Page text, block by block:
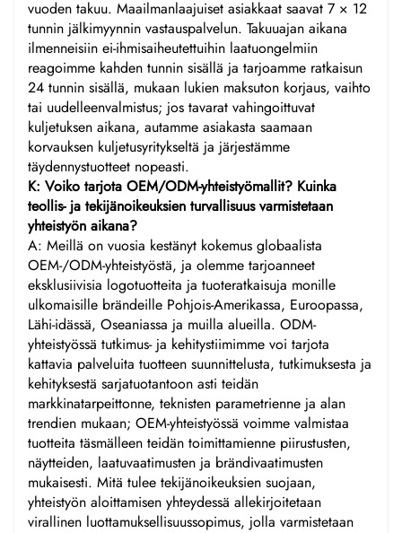
vuoden takuu. Maailmanlaajuiset asiakkaat saavat 7 × 12
tunnin jälkimyynnin vastauspalvelun. Takuuajan aikana
ilmenneisiin ei-ihmisaiheutettuihin laatuongelmiin
reagoimme kahden tunnin sisällä ja tarjoamme ratkaisun
24 tunnin sisällä, mukaan lukien maksuton korjaus, vaihto
tai uudelleenvalmistus; jos tavarat vahingoittuvat
kuljetuksen aikana, autamme asiakasta saamaan
korvauksen kuljetusyritykseltä ja järjestämme
täydennystuotteet nopeasti.
K: Voiko tarjota OEM/ODM-yhteistyömallit? Kuinka
teollis- ja tekijänoikeuksien turvallisuus varmistetaan
yhteistyön aikana?
A: Meillä on vuosia kestänyt kokemus globaalista
OEM-/ODM-yhteistyöstä, ja olemme tarjoanneet
eksklusiivisia logotuotteita ja tuoteratkaisuja monille
ulkomaisille brändeille Pohjois-Amerikassa, Euroopassa,
Lähi-idässä, Oseaniassa ja muilla alueilla. ODM-
yhteistyössä tutkimus- ja kehitystiimimme voi tarjota
kattavia palveluita tuotteen suunnittelusta, tutkimuksesta ja
kehityksestä sarjatuotantoon asti teidän
markkinatarpeittonne, teknisten parametrienne ja alan
trendien mukaan; OEM-yhteistyössä voimme valmistaa
tuotteita täsmälleen teidän toimittamienne piirustusten,
näytteiden, laatuvaatimusten ja brändivaatimusten
mukaisesti. Mitä tulee tekijänoikeuksien suojaan,
yhteistyön aloittamisen yhteydessä allekirjoitetaan
virallinen luottamuksellisuussopimus, jolla varmistetaan